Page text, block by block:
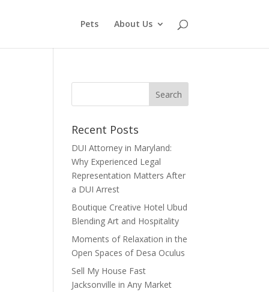
Pets About Us
Recent Posts
DUI Attorney in Maryland:
Why Experienced Legal
Representation Matters After
a DUI Arrest
Boutique Creative Hotel Ubud
Blending Art and Hospitality
Moments of Relaxation in the
Open Spaces of Desa Oculus
Sell My House Fast
Jacksonville in Any Market